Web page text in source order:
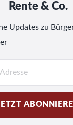
Rente & Co.
Updates zu
M
a
i